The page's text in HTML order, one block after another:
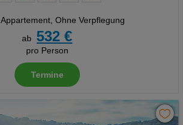
Appartement, Ohne Verpflegung
ab
532 €
pro Person
Termine